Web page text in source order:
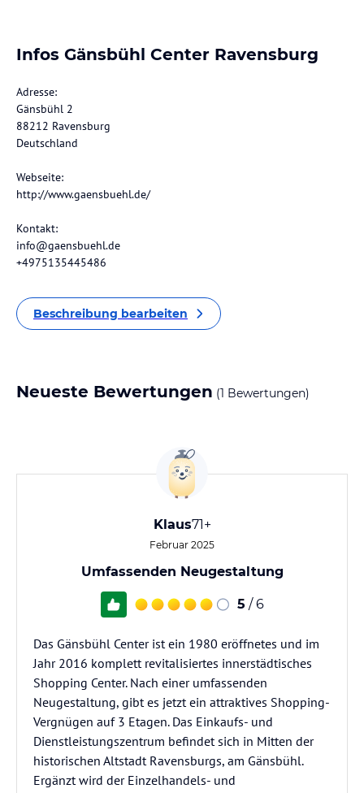
Infos Gänsbühl Center Ravensburg
Adresse:
Gänsbühl 2
88212 Ravensburg
Deutschland
Webseite:
http://www.gaensbuehl.de/
Kontakt:
info@gaensbuehl.de
+4975135445486
Beschreibung bearbeiten
Neueste Bewertungen (1 Bewertungen)
Klaus71+
Februar 2025
Umfassenden Neugestaltung
5 / 6
Das Gänsbühl Center ist ein 1980 eröffnetes und im
Jahr 2016 komplett revitalisiertes innerstädtisches
Shopping Center. Nach einer umfassenden
Neugestaltung, gibt es jetzt ein attraktives Shopping-
Vergnügen auf 3 Etagen. Das Einkaufs- und
Dienstleistungszentrum befindet sich in Mitten der
historischen Altstadt Ravensburgs, am Gänsbühl.
Ergänzt wird der Einzelhandels- und